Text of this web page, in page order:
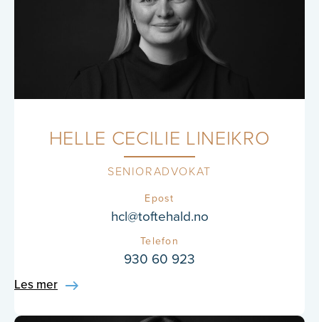
HELLE CECILIE LINEIKRO
SENIORADVOKAT
Epost
hcl@toftehald.no
Telefon
930 60 923
Les mer